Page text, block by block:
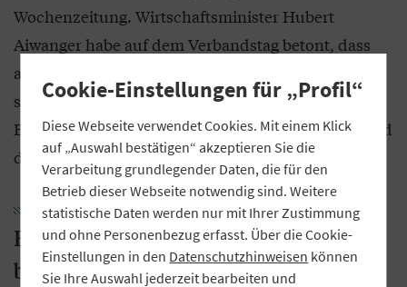
Wochenzeitung. Wirtschaftsminister Hubert
Aiwanger habe auf dem Verbandstag betont, dass
auch heute Genossenschaften „wichtiger denn je“
seien, zum Beispiel die rund 250
Energiegenossenschaften für die Energiewende und
die Erreichung der Klimaziele.
Beschleunigter Netzausbau: GVB
beteiligt sich an Initiative für schnellere
Cookie-Einstellungen für „Profil“
Diese Webseite verwendet Cookies. Mit einem Klick
auf „Auswahl bestätigen“ akzeptieren Sie die
Verarbeitung grundlegender Daten, die für den
Betrieb dieser Webseite notwendig sind. Weitere
statistische Daten werden nur mit Ihrer Zustimmung
und ohne Personenbezug erfasst. Über die Cookie-
Einstellungen in den Datenschutzhinweisen können
Sie Ihre Auswahl jederzeit bearbeiten und